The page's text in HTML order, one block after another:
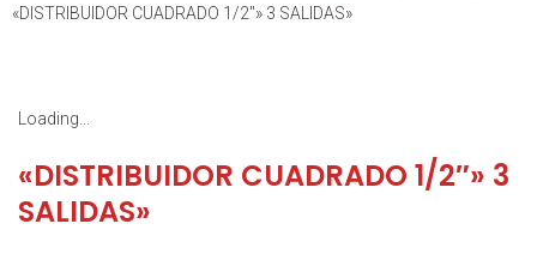
«DISTRIBUIDOR CUADRADO 1/2″» 3 SALIDAS»
Loading...
«DISTRIBUIDOR CUADRADO 1/2″» 3
SALIDAS»